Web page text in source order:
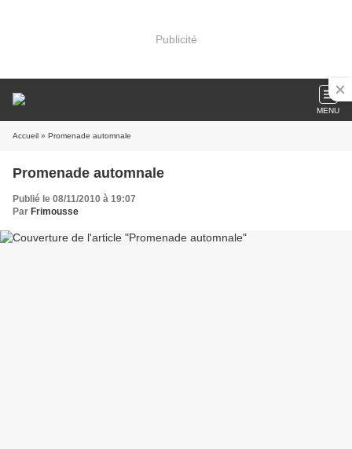
Publicité
MENU
Accueil » Promenade automnale
Promenade automnale
Publié le 08/11/2010 à 19:07
Par Frimousse